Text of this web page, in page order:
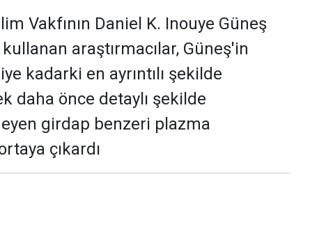
Vakfının Daniel K. Inouye Güneş
araştırmacılar, Güneş'in
kadarki en ayrıntılı şekilde
daha önce detaylı şekilde
girdap benzeri plazma
çıkardı